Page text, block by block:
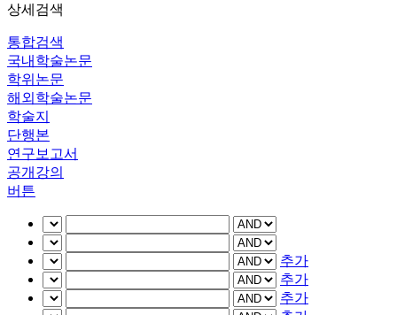
상세검색
통합검색
국내학술논문
학위논문
해외학술논문
학술지
단행본
연구보고서
공개강의
버튼
추가
추가
추가